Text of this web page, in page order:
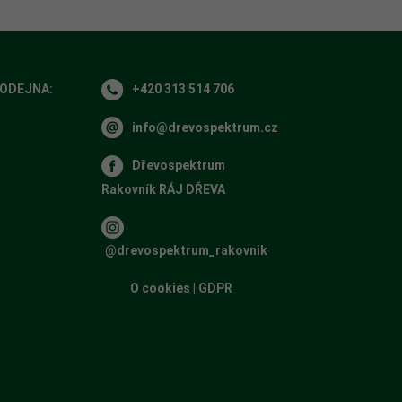
+420 313 514 706
info@drevospektrum.cz
Dřevospektrum
Rakovník RÁJ DŘEVA
​​
@drevospektrum_rakovnik
O cookies GDPR